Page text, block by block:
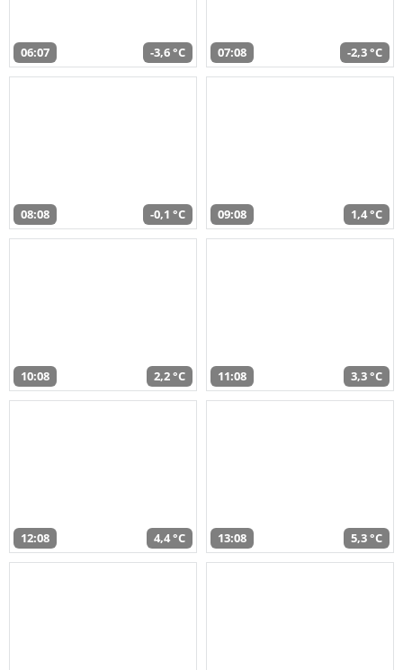
06:07 -3,6 °C 07:08 -2,3 °C
08:08 -0,1 °C 09:08 1,4 °C
10:08 2,2 °C 11:08 3,3 °C
12:08 4,4 °C 13:08 5,3 °C